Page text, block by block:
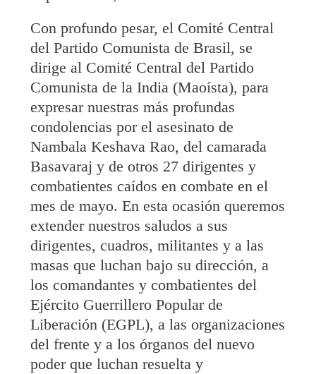
Con profundo pesar, el Comité Central
del Partido Comunista de Brasil, se
dirige al Comité Central del Partido
Comunista de la India (Maoísta), para
expresar nuestras más profundas
condolencias por el asesinato de
Nambala Keshava Rao, del camarada
Basavaraj y de otros 27 dirigentes y
combatientes caídos en combate en el
mes de mayo. En esta ocasión queremos
extender nuestros saludos a sus
dirigentes, cuadros, militantes y a las
masas que luchan bajo su dirección, a
los comandantes y combatientes del
Ejército Guerrillero Popular de
Liberación (EGPL), a las organizaciones
del frente y a los órganos del nuevo
poder que luchan resuelta y